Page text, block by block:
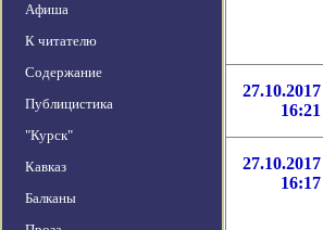
Афиша
К читателю
Содержание
Публицистика
"Курск"
Кавказ
Балканы
27.10.2017
16:21
27.10.2017
16:17